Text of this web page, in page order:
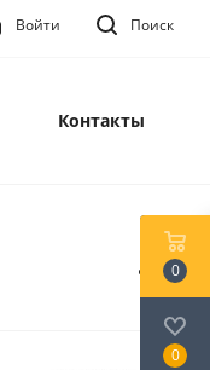
Поиск
Войти
Контакты
0
0